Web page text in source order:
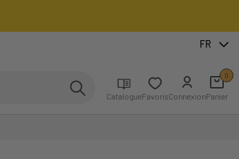
FR
CatalogueFavorisConnexionPanier
0